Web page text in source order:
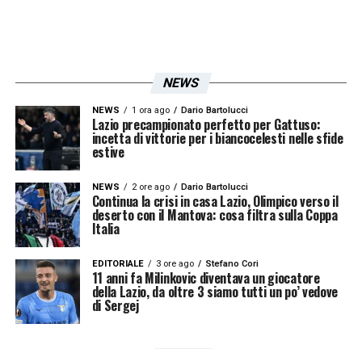
ISCRIVIMI
Accetto laPrivacy Policy
LA PLAYLIST DELLE NOSTRE TOP NEWS
NEWS
NEWS 1 ora ago Dario Bartolucci
Lazio precampionato perfetto per Gattuso:
incetta di vittorie per i biancocelesti nelle sfide
estive
NEWS 2 ore ago Dario Bartolucci
Continua la crisi in casa Lazio, Olimpico verso il
deserto con il Mantova: cosa filtra sulla Coppa
Italia
EDITORIALE 3 ore ago Stefano Cori
11 anni fa Milinkovic diventava un giocatore
della Lazio, da oltre 3 siamo tutti un po’ vedove
di Sergej